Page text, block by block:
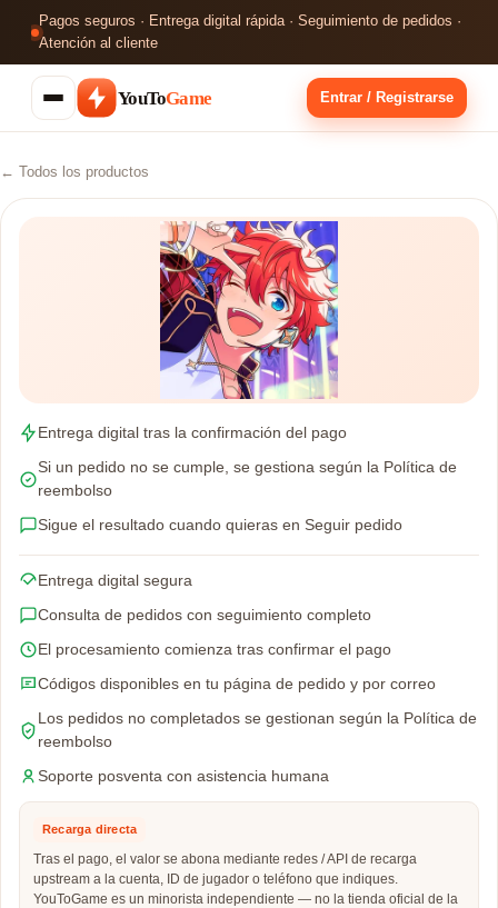
Pagos seguros · Entrega digital rápida · Seguimiento de pedidos ·
Atención al cliente
YouToGame Entrar / Registrarse
← Todos los productos
Entrega digital tras la confirmación del pago
Si un pedido no se cumple, se gestiona según la Política de
reembolso
Sigue el resultado cuando quieras en Seguir pedido
Entrega digital segura
Consulta de pedidos con seguimiento completo
El procesamiento comienza tras confirmar el pago
Códigos disponibles en tu página de pedido y por correo
Los pedidos no completados se gestionan según la Política de
reembolso
Soporte posventa con asistencia humana
Recarga directa
Tras el pago, el valor se abona mediante redes / API de recarga
upstream a la cuenta, ID de jugador o teléfono que indiques.
YouToGame es un minorista independiente — no la tienda oficial de la